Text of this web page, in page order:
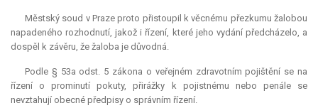
Městský soud v Praze proto přistoupil k věcnému přezkumu žalobou
napadeného rozhodnutí, jakož i řízení, které jeho vydání předcházelo, a
dospěl k závěru, že žaloba je důvodná.
Podle § 53a odst. 5 zákona o veřejném zdravotním pojištění se na
řízení o prominutí pokuty, přirážky k pojistnému nebo penále se
nevztahují obecné předpisy o správním řízení.